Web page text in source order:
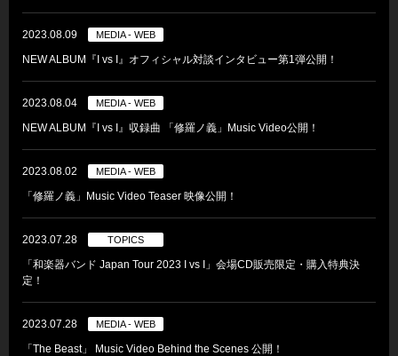
2023.08.09 MEDIA - WEB
NEW ALBUM『I vs I』オフィシャル対談インタビュー第1弾公開！
2023.08.04 MEDIA - WEB
NEW ALBUM『I vs I』収録曲 「修羅ノ義」Music Video公開！
2023.08.02 MEDIA - WEB
「修羅ノ義」Music Video Teaser 映像公開！
2023.07.28 TOPICS
「和楽器バンド Japan Tour 2023 I vs I」会場CD販売限定・購入特典決
定！
2023.07.28 MEDIA - WEB
「The Beast」 Music Video Behind the Scenes 公開！